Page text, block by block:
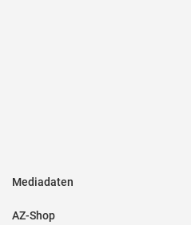
Mediadaten
AZ-Shop